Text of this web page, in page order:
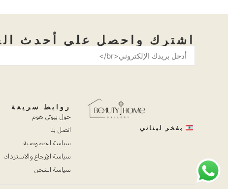
اشترك واحصل على أحدث
بفخر لبناني
روابط سريعة
حول بيوتي هوم
اتصل بنا
سياسة الخصوصية
سياسة الإرجاع والاسترداد
سياسة الشحن